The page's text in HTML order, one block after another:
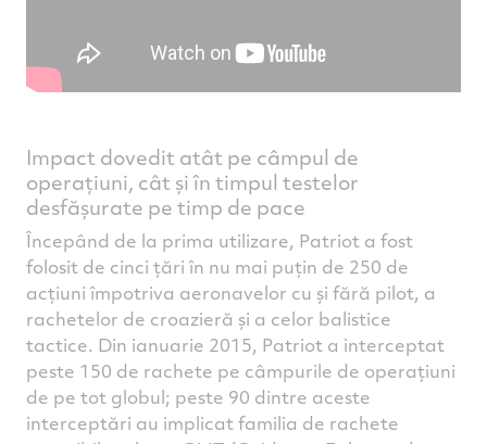
Impact dovedit atât pe câmpul de
operațiuni, cât și în timpul testelor
desfășurate pe timp de pace
Începând de la prima utilizare, Patriot a fost
folosit de cinci țări în nu mai puțin de 250 de
acțiuni împotriva aeronavelor cu și fără pilot, a
rachetelor de croazieră și a celor balistice
tactice. Din ianuarie 2015, Patriot a interceptat
peste 150 de rachete pe câmpurile de operațiuni
de pe tot globul; peste 90 dintre aceste
interceptări au implicat familia de rachete